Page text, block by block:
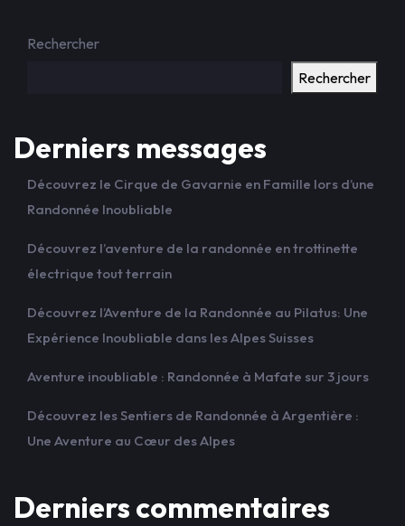
Rechercher
Rechercher
Derniers messages
Découvrez le Cirque de Gavarnie en Famille lors d’une
Randonnée Inoubliable
Découvrez l’aventure de la randonnée en trottinette
électrique tout terrain
Découvrez l’Aventure de la Randonnée au Pilatus: Une
Expérience Inoubliable dans les Alpes Suisses
Aventure inoubliable : Randonnée à Mafate sur 3 jours
Découvrez les Sentiers de Randonnée à Argentière :
Une Aventure au Cœur des Alpes
Derniers commentaires